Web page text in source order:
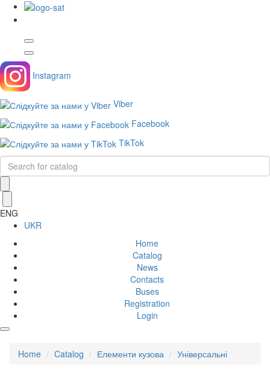
Instagram
Viber
Facebook
TikTok
ENG
UKR
Home
Catalog
News
Contacts
Buses
Registration
Login
Home Catalog Елементи кузова Універсальні